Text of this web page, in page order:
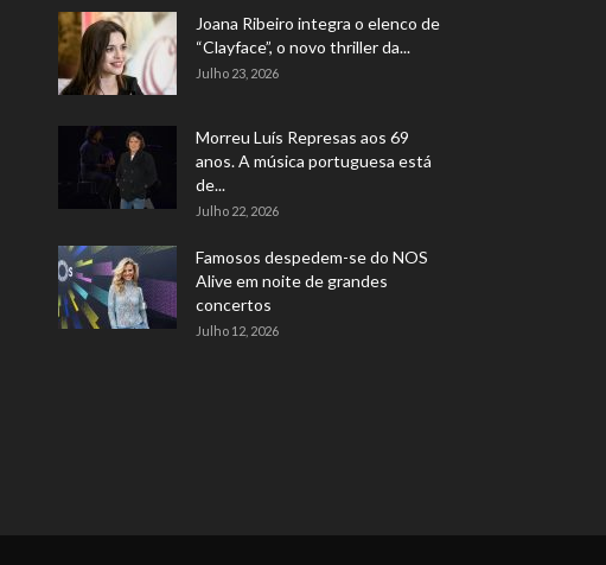
Joana Ribeiro integra o elenco de
“Clayface”, o novo thriller da...
Julho 23, 2026
Morreu Luís Represas aos 69
anos. A música portuguesa está
de...
Julho 22, 2026
Famosos despedem-se do NOS
Alive em noite de grandes
concertos
Julho 12, 2026